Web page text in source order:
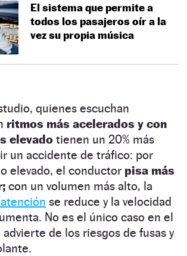
El sistema que permite a
todos los pasajeros oír a la
vez su propia música
quienes escuchan
ritmos más acelerados y con
elevado tienen un 20% más
un accidente de tráfico: por
elevado, el conductor pisa más
con un volumen más alto, la
se reduce y la velocidad
No es el único caso en el
de los riesgos de fusas y